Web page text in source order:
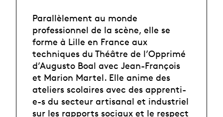
Parallèlement au monde
professionnel de la scène, elle se
forme à Lille en France aux
techniques du Théâtre de l’Opprimé
d’Augusto Boal avec Jean-François
et Marion Martel. Elle anime des
ateliers scolaires avec des apprenti-
e-s du secteur artisanal et industriel
sur les rapports sociaux et le respect